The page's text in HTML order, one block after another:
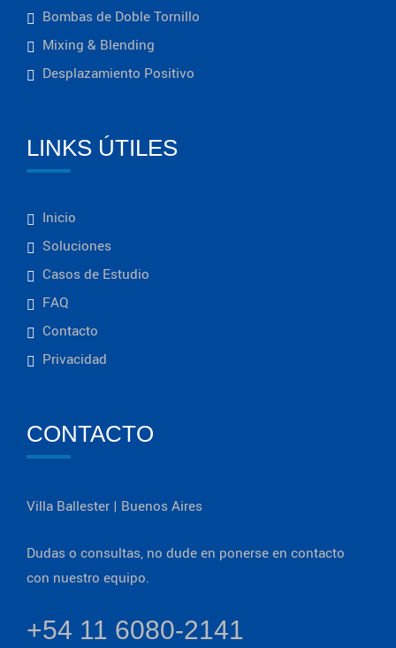
Bombas de Doble Tornillo
Mixing & Blending
Desplazamiento Positivo
LINKS ÚTILES
Inicio
Soluciones
Casos de Estudio
FAQ
Contacto
Privacidad
CONTACTO
Villa Ballester | Buenos Aires
Dudas o consultas, no dude en ponerse en contacto
con nuestro equipo.
+54 11 6080-2141